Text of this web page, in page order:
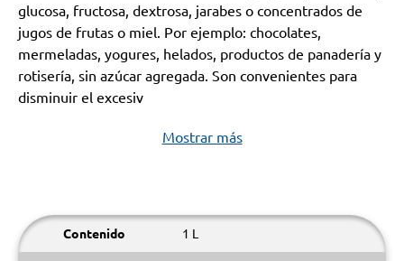
glucosa, fructosa, dextrosa, jarabes o concentrados de
jugos de frutas o miel. Por ejemplo: chocolates,
mermeladas, yogures, helados, productos de panadería y
rotisería, sin azúcar agregada. Son convenientes para
disminuir el excesiv
Mostrar más
Contenido 1 L